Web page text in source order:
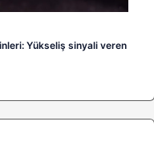
Yükseliş sinyali veren